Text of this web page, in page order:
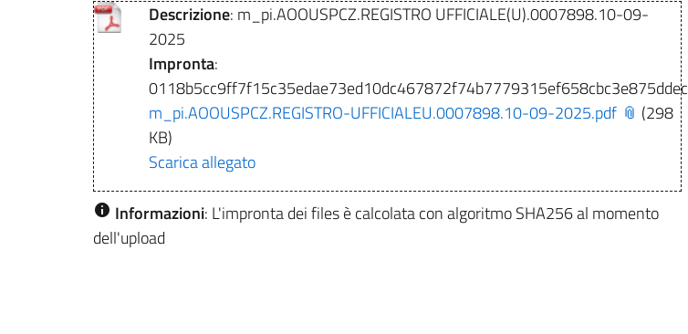
Descrizione: m_pi.AOOUSPCZ.REGISTRO UFFICIALE(U).0007898.10-09-
2025
Impronta:
0118b5cc9ff7f15c35edae73ed10dc467872f74b7779315ef658cbc3e875ddec
m_pi.AOOUSPCZ.REGISTRO-UFFICIALEU.0007898.10-09-2025.pdf
(298
KB)
Scarica allegato
Informazioni: L'impronta dei files è calcolata con algoritmo SHA256 al momento
dell'upload